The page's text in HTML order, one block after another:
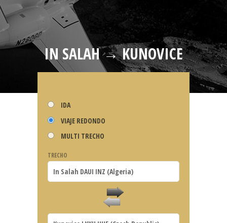
IN SALAH → KUNOVICE
IDA
VIAJE REDONDO
MULTI TRECHO
TRECHO